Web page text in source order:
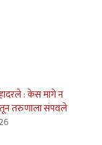
: केस मागे न
तरुणाला संपवले